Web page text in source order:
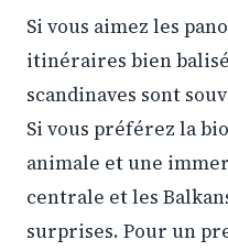
Si vous aimez les
itinéraires bien
scandinaves sont
Si vous préférez la
animale et une
centrale et les
surprises. Pour un